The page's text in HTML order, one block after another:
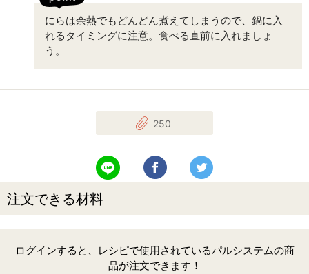
にらは余熱でもどんどん煮えてしまうので、鍋に入
れるタイミングに注意。食べる直前に入れましょ
う。
250
LINEで送る Facebookでシェアする
注文できる材料
ログインすると、レシピで使用されているパルシステムの商
品が注文できます！